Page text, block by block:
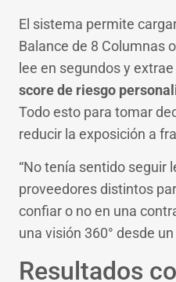
El sistema permite
Balance de 8 Columnas
lee en segundos y
score de riesgo
Todo esto para tomar
reducir la exposición a
“No tenía sentido seguir
proveedores distintos
confiar o no en una
una visión 360° desde
Resultados